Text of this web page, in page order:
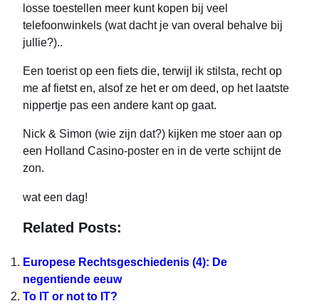
losse toestellen meer kunt kopen bij veel
telefoonwinkels (wat dacht je van overal behalve bij
jullie?)..
Een toerist op een fiets die, terwijl ik stilsta, recht op
me af fietst en, alsof ze het er om deed, op het laatste
nippertje pas een andere kant op gaat.
Nick & Simon (wie zijn dat?) kijken me stoer aan op
een Holland Casino-poster en in de verte schijnt de
zon.
wat een dag!
Related Posts:
Europese Rechtsgeschiedenis (4): De
negentiende eeuw
To IT or not to IT?